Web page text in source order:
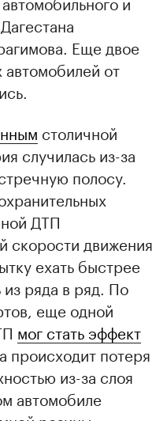
Еще двое
автомобилей от
столичной
случилась из-за
полосу.
ДТП
скорости движения
ехать быстрее
из ряда в ряд. По
еще одной
мог стать эффект
происходит потеря
из-за слоя
автомобиле